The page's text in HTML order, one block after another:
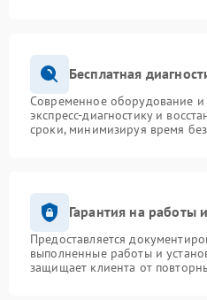
Бесплатная
Современное оборудование и
экспресс-диагностику и
сроки, минимизируя время без
Гарантия на работы
Предоставляется
выполненные работы и
защищает клиента от